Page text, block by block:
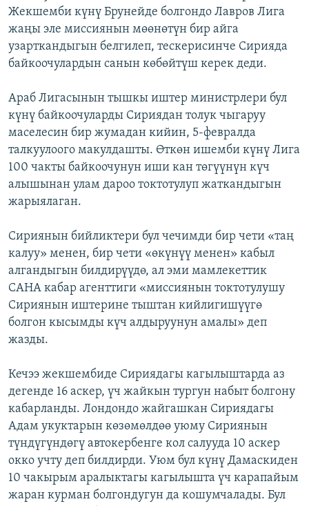
Жекшемби күнү Брунейде болгондо Лавров Лига
жаңы эле миссиянын мөөнөтүн бир айга
узарткандыгын белгилеп, тескерисинче Сирияда
байкоочулардын санын көбөйтүш керек деди.
Араб Лигасынын тышкы иштер министрлери бул
күнү байкоочуларды Сириядан толук чыгаруу
маселесин бир жумадан кийин, 5-февралда
талкуулоого макулдашты. Өткөн ишемби күнү Лига
100 чакты байкоочунун иши кан төгүүнүн күч
алышынан улам дароо токтотулуп жаткандыгын
жарыялаган.
Сириянын бийликтери бул чечимди бир чети «таң
калуу» менен, бир чети «өкүнүү менен» кабыл
алгандыгын билдирүүдө, ал эми мамлекеттик
САНА кабар агенттиги «миссиянын токтотулушу
Сириянын иштерине тыштан кийлигишүүгө
болгон кысымды күч алдыруунун амалы» деп
жазды.
Кечээ жекшембиде Сириядагы кагылыштарда аз
дегенде 16 аскер, үч жайкын тургун набыт болгону
кабарланды. Лондондо жайгашкан Сириядагы
Адам укуктарын көзөмөлдөө уюму Сириянын
түндүгүндөгү автокербенге кол салууда 10 аскер
окко учту деп билдирди. Уюм бул күнү Дамаскиден
10 чакырым аралыктагы кагылышта үч карапайым
жаран курман болгондугун да кошумчалады. Бул